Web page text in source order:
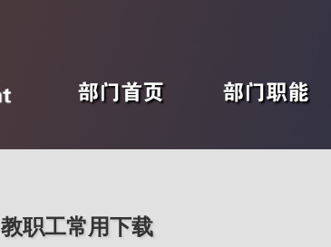
部门首页 部门职能
教职工常用下载